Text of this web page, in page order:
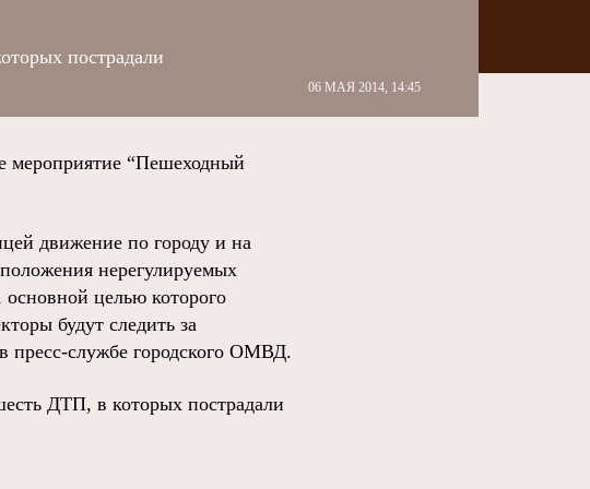
06 МАЯ 2014, 14:45
пострадали
мероприятие “Пешеходный
движение по городу и на
нерегулируемых
целью которого
будут следить за
пресс-службе городского ОМВД.
ДТП, в которых пострадали